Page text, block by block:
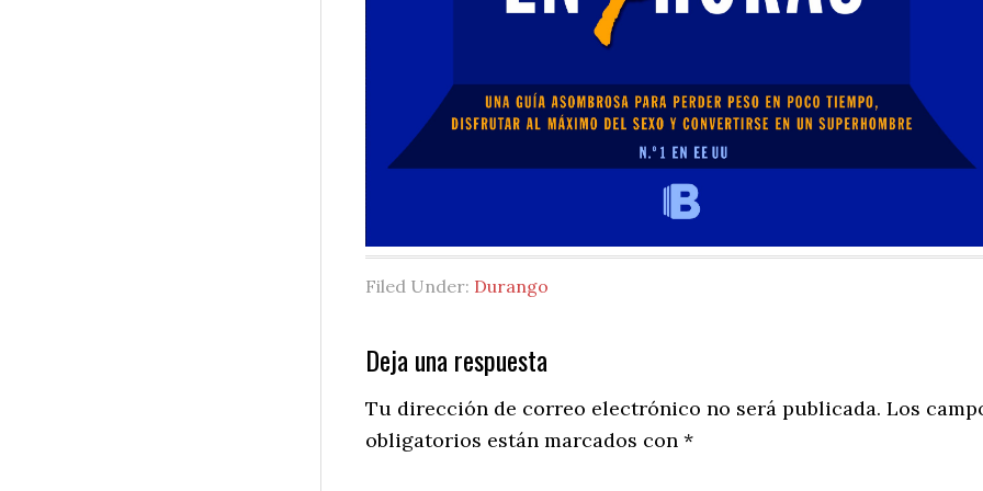
Filed Under: Durango
Reader
Interactions
Deja una respuesta
Tu dirección de correo electrónico no será publicada. Los
obligatorios están marcados con *